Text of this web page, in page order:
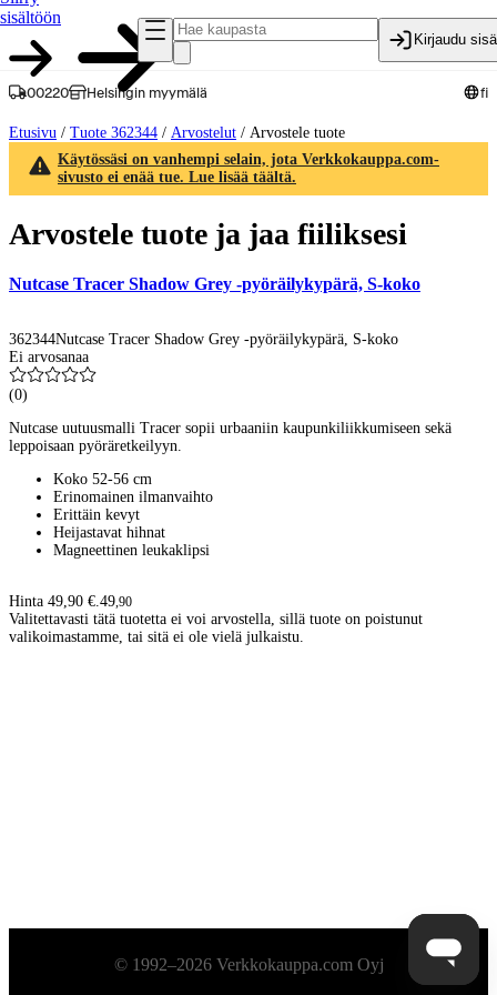
sisältöön
Kirjaudu
00220 Helsingin myymälä fi
Etusivu / Tuote 362344 / Arvostelut / Arvostele tuote
Käytössäsi on vanhempi selain, jota Verkkokauppa.com-
sivusto ei enää tue. Lue lisää täältä.
Arvostele tuote ja jaa fiiliksesi
Nutcase Tracer Shadow Grey -pyöräilykypärä, S-koko
362344Nutcase Tracer Shadow Grey -pyöräilykypärä, S-koko
Ei arvosanaa
(0)
Nutcase uutuusmalli Tracer sopii urbaaniin kaupunkiliikkumiseen sekä
leppoisaan pyöräretkeilyyn.
Koko 52-56 cm
Erinomainen ilmanvaihto
Erittäin kevyt
Heijastavat hihnat
Magneettinen leukaklipsi
Hinta 49,90 €. 49,90
Valitettavasti tätä tuotetta ei voi arvostella, sillä tuote on poistunut
valikoimastamme, tai sitä ei ole vielä julkaistu.
Alatunniste© 1992–2026 Verkkokauppa.com Oyj